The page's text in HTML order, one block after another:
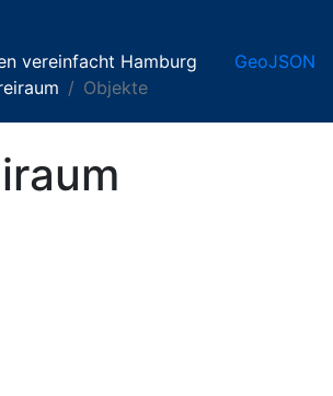
vereinfacht Hamburg
Objekte
GeoJSON